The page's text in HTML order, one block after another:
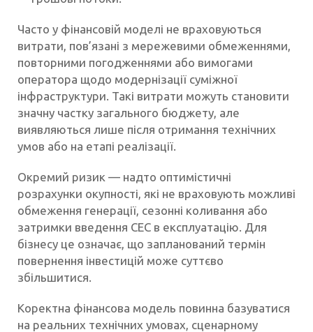
Часто у фінансовій моделі не враховуються
витрати, пов’язані з мережевими обмеженнями,
повторними погодженнями або вимогами
оператора щодо модернізації суміжної
інфраструктури. Такі витрати можуть становити
значну частку загального бюджету, але
виявляються лише після отримання технічних
умов або на етапі реалізації.
Окремий ризик — надто оптимістичні
розрахунки окупності, які не враховують можливі
обмеження генерації, сезонні коливання або
затримки введення СЕС в експлуатацію. Для
бізнесу це означає, що запланований термін
повернення інвестицій може суттєво
збільшитися.
Коректна фінансова модель повинна базуватися
на реальних технічних умовах, сценарному